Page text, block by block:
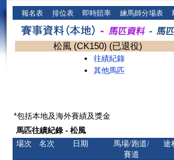
報名表 排位表 即時賠率 練馬師分場表
松風 (CK150) (已退役)
往績紀錄
其他馬匹
*包括本地及海外賽績及獎金
馬匹往績紀錄 - 松風
場次
名次 日期
馬場/跑道/
賽道
途